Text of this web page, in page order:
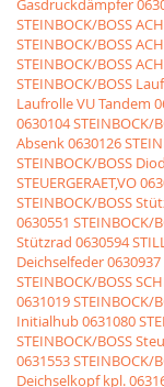
Gasdruckdämpfer
STEINBOCK/BOSS
STEINBOCK/BOSS
STEINBOCK/BOSS
STEINBOCK/BOSS
Laufrolle VU Tandem
0630104 STEINBOCK/
Absenk0630126
STEINBOCK/BOSS
STEUERGERAET,VO
STEINBOCK/BOSS
0630551 STEINBOCK/
Stützrad 0630594
Deichselfeder0630937
STEINBOCK/BOSS
0631019 STEINBOCK/
Initialhub0631080
STEINBOCK/BOSS
0631553 STEINBOCK/
Deichselkopf kpl.